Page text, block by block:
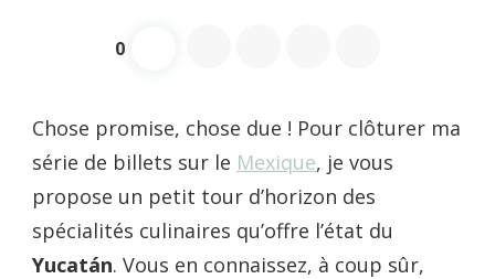
0
Chose promise, chose due ! Pour clôturer ma
série de billets sur le Mexique, je vous
propose un petit tour d’horizon des
spécialités culinaires qu’offre l’état du
Yucatán. Vous en connaissez, à coup sûr,